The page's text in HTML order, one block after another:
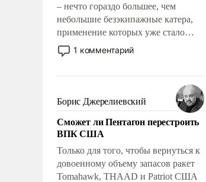
– нечто гораздо большее, чем
небольшие безэкипажные катера,
применение которых уже стало
обыденностью. Задача по созданию
такого корабля очень сложна и
реализация радикально поднимет
наши боевые возможности.
1 комментарий
Борис Джерелиевский
Сможет ли Пентагон перестроить
ВПК США
Только для того, чтобы вернуться к
довоенному объему запасов ракет
Tomahawk, THAAD и Patriot США